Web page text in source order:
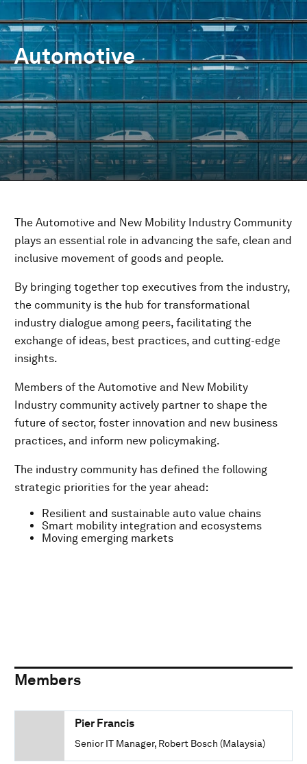
Automotive
The Automotive and New Mobility Industry Community
plays an essential role in advancing the safe, clean and
inclusive movement of goods and people.
By bringing together top executives from the industry,
the community is the hub for transformational
industry dialogue among peers, facilitating the
exchange of ideas, best practices, and cutting-edge
insights.
Members of the Automotive and New Mobility
Industry community actively partner to shape the
future of sector, foster innovation and new business
practices, and inform new policymaking.
The industry community has defined the following
strategic priorities for the year ahead:
Resilient and sustainable auto value chains
Smart mobility integration and ecosystems
Moving emerging markets
Members
Senior IT Manager, Robert Bosch (Malaysia)
Pier Francis